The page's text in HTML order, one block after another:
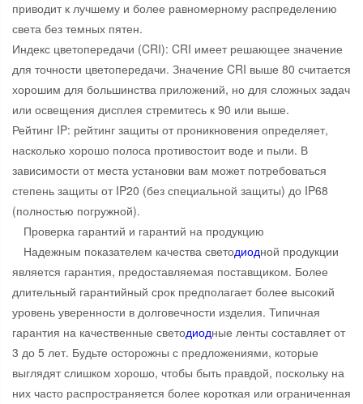
приводит к лучшему и более равномерному распределению
света без темных пятен.
Индекс цветопередачи (CRI): CRI имеет решающее значение
для точности цветопередачи. Значение CRI выше 80 считается
хорошим для большинства приложений, но для сложных задач
или освещения дисплея стремитесь к 90 или выше.
Рейтинг IP: рейтинг защиты от проникновения определяет,
насколько хорошо полоса противостоит воде и пыли. В
зависимости от места установки вам может потребоваться
степень защиты от IP20 (без специальной защиты) до IP68
(полностью погружной).
Проверка гарантий и гарантий на продукцию
Надежным показателем качества светодиодной продукции
является гарантия, предоставляемая поставщиком. Более
длительный гарантийный срок предполагает более высокий
уровень уверенности в долговечности изделия. Типичная
гарантия на качественные светодиодные ленты составляет от
3 до 5 лет. Будьте осторожны с предложениями, которые
выглядят слишком хорошо, чтобы быть правдой, поскольку на
них часто распространяется более короткая или ограниченная